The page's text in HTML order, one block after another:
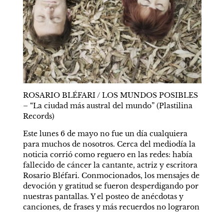
ROSARIO BLÉFARI / LOS MUNDOS POSIBLES
– “La ciudad más austral del mundo” (Plastilina
Records)
Este lunes 6 de mayo no fue un día cualquiera
para muchos de nosotros. Cerca del mediodía la
noticia corrió como reguero en las redes: había
fallecido de cáncer la cantante, actriz y escritora
Rosario Bléfari. Conmocionados, los mensajes de
devoción y gratitud se fueron desperdigando por
nuestras pantallas. Y el posteo de anécdotas y
canciones, de frases y más recuerdos no lograron